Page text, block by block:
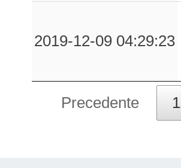
2019-12-09 04:29:23
Precedente 1